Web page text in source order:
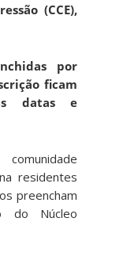
(CCE),
por
ficam
datas e
residentes
preencham
do Núcleo